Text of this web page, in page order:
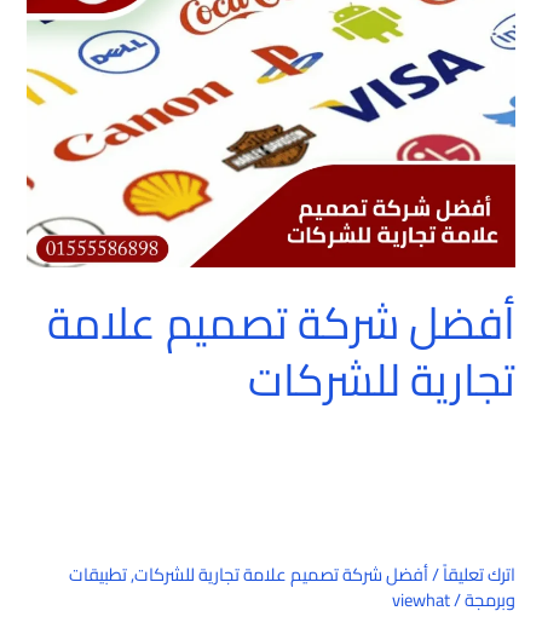
أفضل شركة تصميم علامة
تجارية للشركات
اترك تعليقاً/أفضل شركة تصميم علامة تجارية للشركات,تطبيقات
وبرمجة/
viewhat
علامة
تجارية
للشركات